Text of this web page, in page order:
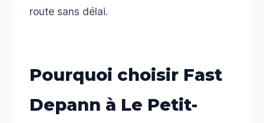
route sans délai.
Pourquoi choisir Fast
Depann à Le Petit-